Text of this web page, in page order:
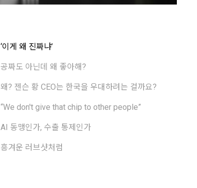
‘이게 왜 진짜냐’
공짜도 아닌데 왜 좋아해?
왜? 젠슨 황 CEO는 한국을 우대하려는 걸까요?
“We don't give that chip to other people”
AI 동맹인가, 수출 통제인가
흥겨운 러브샷처럼